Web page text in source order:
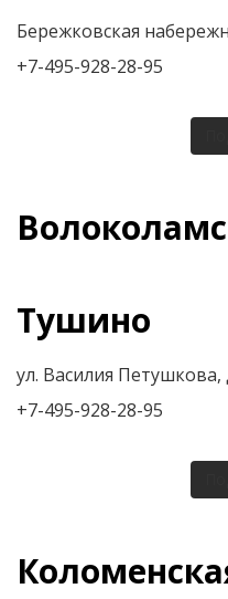
Бережковская
+7-495-928-28-95
Тушино
ул. Василия Петушкова,
+7-495-928-28-95